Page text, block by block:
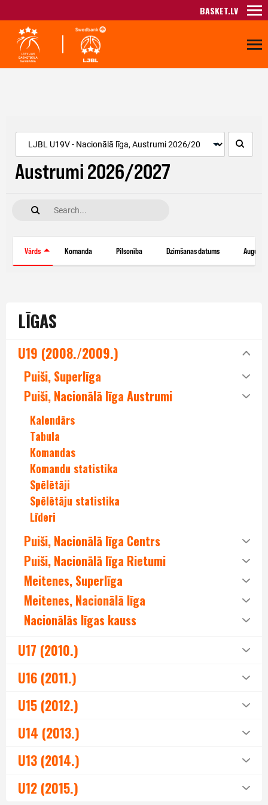
BASKET.LV
LĪGAS
U19 (2008./2009.)
Puiši, Superlīga
Puiši, Nacionālā līga Austrumi
Kalendārs
Tabula
Komandas
Komandu statistika
Spēlētāji
Spēlētāju statistika
Līderi
Puiši, Nacionālā līga Centrs
Puiši, Nacionālā līga Rietumi
Meitenes, Superlīga
Meitenes, Nacionālā līga
Nacionālās līgas kauss
U17 (2010.)
U16 (2011.)
U15 (2012.)
U14 (2013.)
U13 (2014.)
U12 (2015.)